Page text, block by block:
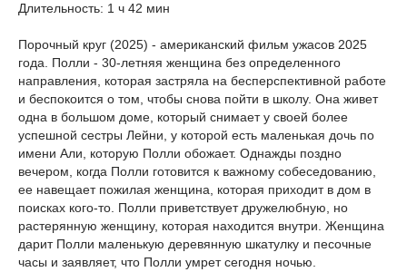
Длительность: 1 ч 42 мин
Порочный круг (2025) - американский фильм ужасов 2025
года. Полли - 30-летняя женщина без определенного
направления, которая застряла на бесперспективной работе
и беспокоится о том, чтобы снова пойти в школу. Она живет
одна в большом доме, который снимает у своей более
успешной сестры Лейни, у которой есть маленькая дочь по
имени Али, которую Полли обожает. Однажды поздно
вечером, когда Полли готовится к важному собеседованию,
ее навещает пожилая женщина, которая приходит в дом в
поисках кого-то. Полли приветствует дружелюбную, но
растерянную женщину, которая находится внутри. Женщина
дарит Полли маленькую деревянную шкатулку и песочные
часы и заявляет, что Полли умрет сегодня ночью.